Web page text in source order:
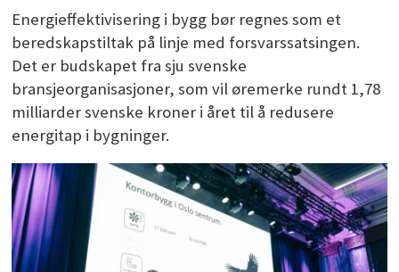
Energieffektivisering i bygg bør regnes som et
beredskapstiltak på linje med forsvarssatsingen.
Det er budskapet fra sju svenske
bransjeorganisasjoner, som vil øremerke rundt 1,78
milliarder svenske kroner i året til å redusere
energitap i bygninger.